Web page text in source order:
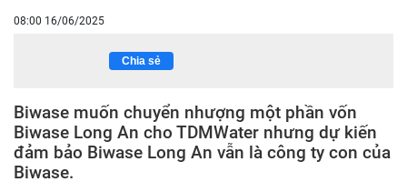
08:00 16/06/2025
Chia sẻ
Biwase muốn chuyển nhượng một phần vốn
Biwase Long An cho TDMWater nhưng dự kiến
đảm bảo Biwase Long An vẫn là công ty con của
Biwase.